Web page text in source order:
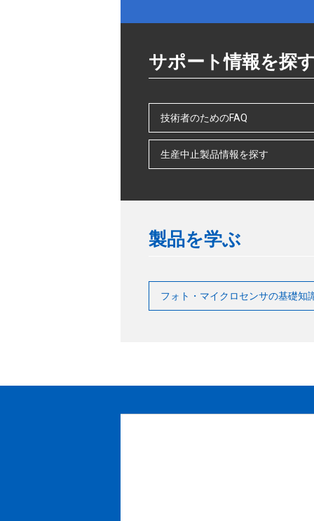
サポート情報を探
技術者のためのFAQ
生産中止製品情報を探す
製品を学ぶ
フォト・マイクロセンサの基礎知